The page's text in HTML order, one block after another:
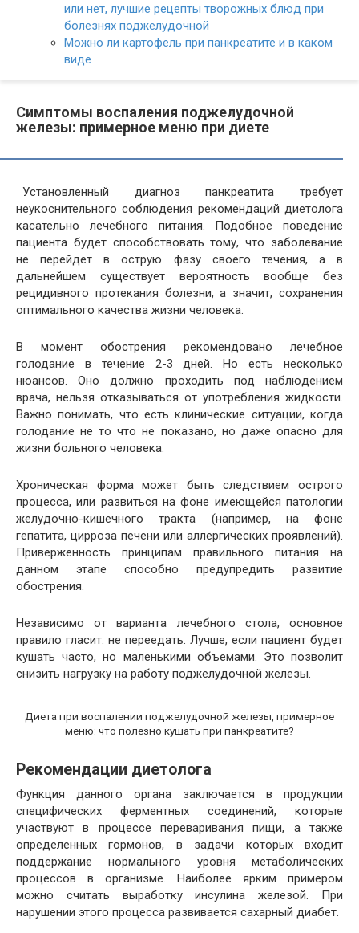
или нет, лучшие рецепты творожных блюд при
болезнях поджелудочной
Можно ли картофель при панкреатите и в каком
виде
Симптомы воспаления поджелудочной
железы: примерное меню при диете
Установленный диагноз панкреатита требует
неукоснительного соблюдения рекомендаций диетолога
касательно лечебного питания. Подобное поведение
пациента будет способствовать тому, что заболевание
не перейдет в острую фазу своего течения, а в
дальнейшем существует вероятность вообще без
рецидивного протекания болезни, а значит, сохранения
оптимального качества жизни человека.
В момент обострения рекомендовано лечебное
голодание в течение 2-3 дней. Но есть несколько
нюансов. Оно должно проходить под наблюдением
врача, нельзя отказываться от употребления жидкости.
Важно понимать, что есть клинические ситуации, когда
голодание не то что не показано, но даже опасно для
жизни больного человека.
Хроническая форма может быть следствием острого
процесса, или развиться на фоне имеющейся патологии
желудочно-кишечного тракта (например, на фоне
гепатита, цирроза печени или аллергических проявлений).
Приверженность принципам правильного питания на
данном этапе способно предупредить развитие
обострения.
Независимо от варианта лечебного стола, основное
правило гласит: не переедать. Лучше, если пациент будет
кушать часто, но маленькими объемами. Это позволит
снизить нагрузку на работу поджелудочной железы.
Диета при воспалении поджелудочной железы, примерное
меню: что полезно кушать при панкреатите?
Рекомендации диетолога
Функция данного органа заключается в продукции
специфических ферментных соединений, которые
участвуют в процессе переваривания пищи, а также
определенных гормонов, в задачи которых входит
поддержание нормального уровня метаболических
процессов в организме. Наиболее ярким примером
можно считать выработку инсулина железой. При
нарушении этого процесса развивается сахарный диабет.